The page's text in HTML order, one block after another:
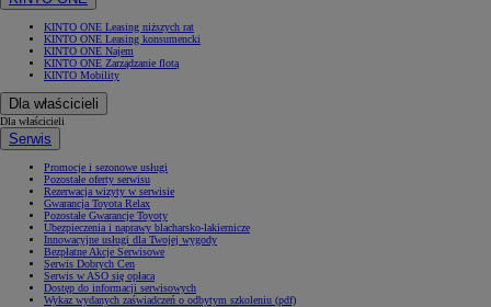
KINTO ONE Leasing niższych rat
KINTO ONE Leasing konsumencki
KINTO ONE Najem
KINTO ONE Zarządzanie flotą
KINTO Mobility
Dla właścicieli
Dla właścicieli
Serwis
Promocje i sezonowe usługi
Pozostałe oferty serwisu
Rezerwacja wizyty w serwisie
Gwarancja Toyota Relax
Pozostałe Gwarancje Toyoty
Ubezpieczenia i naprawy blacharsko-lakiernicze
Innowacyjne usługi dla Twojej wygody
Bezpłatne Akcje Serwisowe
Serwis Dobrych Cen
Serwis w ASO się opłaca
Dostęp do informacji serwisowych
Wykaz wydanych zaświadczeń o odbytym szkoleniu (pdf)